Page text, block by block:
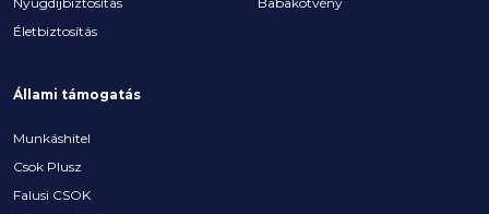
Életbiztosítás
Állami támogatás
Munkáshitel
Csok Plusz
Falusi CSOK